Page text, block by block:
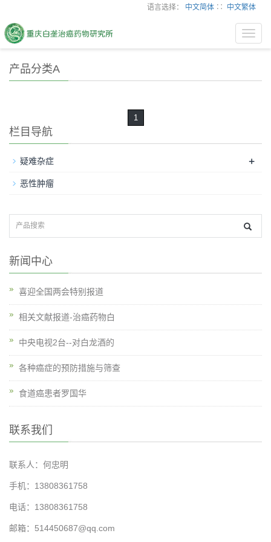
语言选择： 中文简体 ∷ 中文繁体
产品分类A
1
栏目导航
疑难杂症 +
恶性肿瘤
新闻中心
喜迎全国两会特别报道
相关文献报道-治癌药物白
中央电视2台--对白龙酒的
各种癌症的预防措施与筛查
食道癌患者罗国华
联系我们
联系人：何忠明
手机：13808361758
电话：13808361758
邮箱：514450687@qq.com